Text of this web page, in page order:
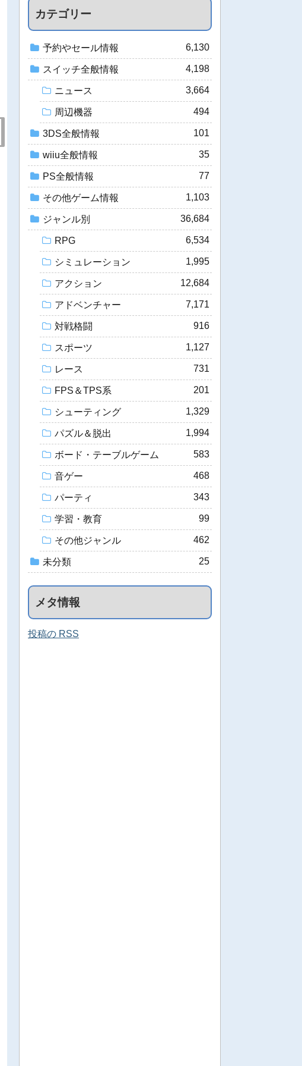
カテゴリー
予約やセール情報 6,130
スイッチ全般情報 4,198
ニュース 3,664
周辺機器 494
3DS全般情報 101
wiiu全般情報 35
PS全般情報 77
その他ゲーム情報 1,103
ジャンル別 36,684
RPG 6,534
シミュレーション 1,995
アクション 12,684
アドベンチャー 7,171
対戦格闘 916
スポーツ 1,127
レース 731
FPS＆TPS系 201
シューティング 1,329
パズル＆脱出 1,994
ボード・テーブルゲーム 583
音ゲー 468
パーティ 343
学習・教育 99
その他ジャンル 462
未分類 25
メタ情報
投稿の RSS